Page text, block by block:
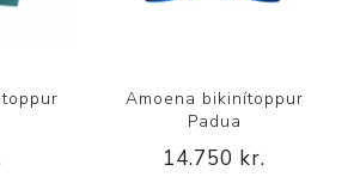
Amoena bikinítoppur
Padua
14.750 kr.